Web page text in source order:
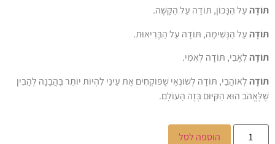
תּוֹדָהעַל הַנָּכוֹן, תּוֹדָה עַל הַקָּשֶׁה.
תּוֹדָהעַל הַנְּשִׁימָה, תּוֹדָה עַל הַבְּרִיאוּת.
תּוֹדָהלְאָבִי, תּוֹדָה לְאִמִּי.
תּוֹדָהלְאוֹהֲבַי, תּוֹדָה לְשׂוֹנְאַי שֶׁפּוֹקְחִים אֶת עֵינַי לִהְיוֹת יוֹתֵר בַּהֲבָנָה לְהָבִין
שֶׁלֶּאֱהֹב הוּא הַקִּיּוּם בְּזֶה הָעוֹלָם.
הוספה לסל